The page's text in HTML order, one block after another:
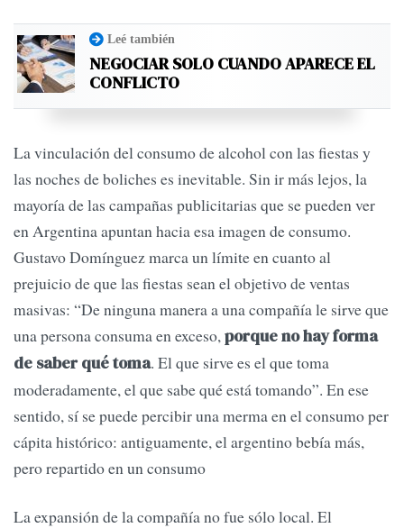
Leé también
NEGOCIAR SOLO CUANDO APARECE EL
CONFLICTO
La vinculación del consumo de alcohol con las fiestas y
las noches de boliches es inevitable. Sin ir más lejos, la
mayoría de las campañas publicitarias que se pueden ver
en Argentina apuntan hacia esa imagen de consumo.
Gustavo Domínguez marca un límite en cuanto al
prejuicio de que las fiestas sean el objetivo de ventas
masivas: “De ninguna manera a una compañía le sirve que
una persona consuma en exceso,porque no hay forma
de saber qué toma. El que sirve es el que toma
moderadamente, el que sabe qué está tomando”. En ese
sentido, sí se puede percibir una merma en el consumo per
cápita histórico: antiguamente, el argentino bebía más,
pero repartido en un consumo
La expansión de la compañía no fue sólo local. El